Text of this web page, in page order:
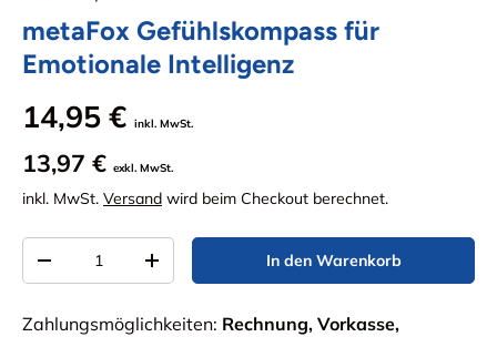
metaFox Gefühlskompass für
Emotionale Intelligenz
14,95 € inkl. MwSt.
13,97 € exkl. MwSt.
inkl. MwSt. Versand wird beim Checkout berechnet.
Menge verringernMenge erhöhen In den Warenkorb
Zahlungsmöglichkeiten: Rechnung, Vorkasse,